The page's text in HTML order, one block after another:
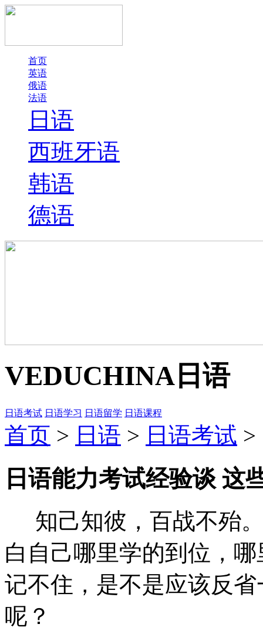
首页
英语
俄语
法语
日语
西班牙语
韩语
德语
VEDUCHINA 日语
日语考试 日语学习 日语留学 日语课程
首页 > 日语 > 日语考试 >
日语能力考试经验谈 这
知己知彼，百战不殆
白自己哪里学的到位，
记不住，是不是应该反
呢？